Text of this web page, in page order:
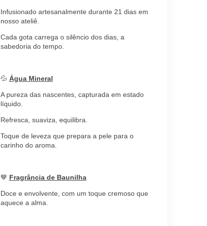
Infusionado artesanalmente durante 21 dias em
nosso ateliê.
Cada gota carrega o silêncio dos dias, a
sabedoria do tempo.
💦 Água Mineral
A pureza das nascentes, capturada em estado
líquido.
Refresca, suaviza, equilibra.
Toque de leveza que prepara a pele para o
carinho do aroma.
🤎 Fragrância de Baunilha
Doce e envolvente, com um toque cremoso que
aquece a alma.